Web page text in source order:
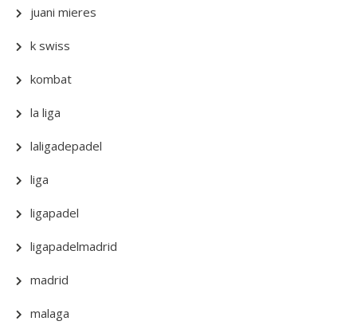
juani mieres
k swiss
kombat
la liga
laligadepadel
liga
ligapadel
ligapadelmadrid
madrid
malaga